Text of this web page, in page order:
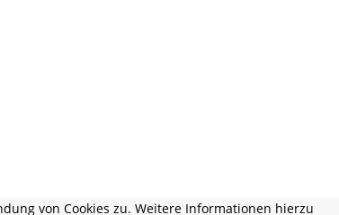
von Cookies zu. Weitere Informationen hierzu